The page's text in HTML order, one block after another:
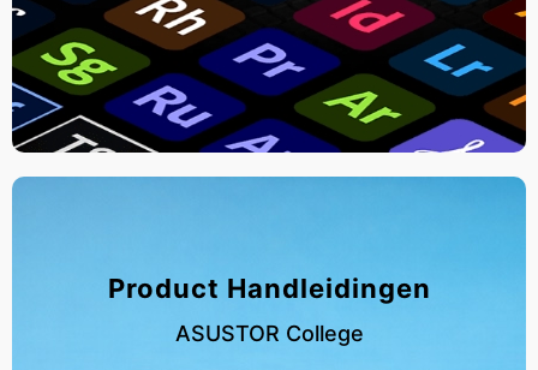
Product Handleidingen
ASUSTOR College